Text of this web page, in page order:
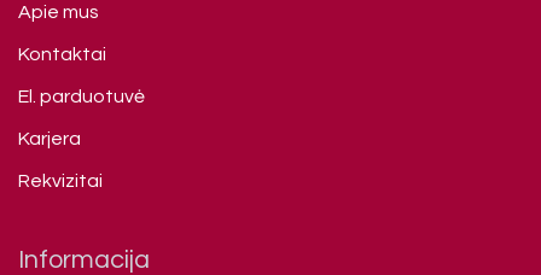
Apie mus
Kontaktai
El. parduotuvė
Karjera
Rekvizitai
Informacija